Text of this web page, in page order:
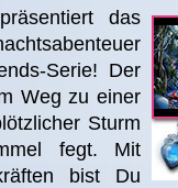
das
Serie! Der
Weg zu einer
Sturm
fegt. Mit
bist Du